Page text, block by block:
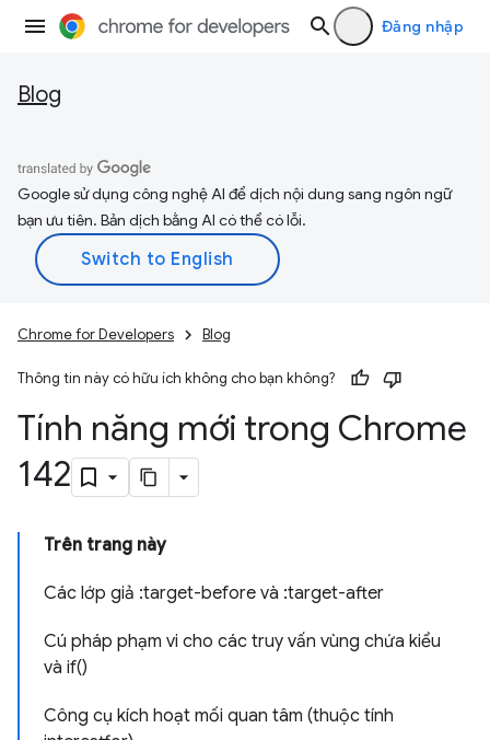
Đăng nhập
Blog
Google sử dụng công nghệ AI để dịch nội dung sang ngôn ngữ
bạn ưu tiên. Bản dịch bằng AI có thể có lỗi.
Chrome for Developers Blog
Thông tin này có hữu ích không cho bạn không?
Tính năng mới trong Chrome
142
Trên trang này
Các lớp giả :target-before và :target-after
Cú pháp phạm vi cho các truy vấn vùng chứa kiểu
và if()
Công cụ kích hoạt mối quan tâm (thuộc tính